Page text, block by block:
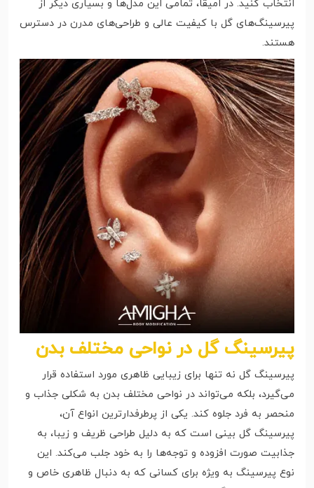
انتخاب کنید. در امیقا، تمامی این مدل‌ها و بسیاری دیگر از
پیرسینگ‌های گل با کیفیت عالی و طراحی‌های مدرن در دسترس
هستند.
پیرسینگ گل در نواحی مختلف بدن
پیرسینگ گل نه تنها برای زیبایی ظاهری مورد استفاده قرار
می‌گیرد، بلکه می‌تواند در نواحی مختلف بدن به شکلی جذاب و
منحصر به فرد جلوه کند. یکی از پرطرفدارترین انواع آن،
پیرسینگ گل بینی است که به دلیل طراحی ظریف و زیبا، به
جذابیت صورت افزوده و توجه‌ها را به خود جلب می‌کند. این
نوع پیرسینگ به ویژه برای کسانی که به دنبال ظاهری خاص و